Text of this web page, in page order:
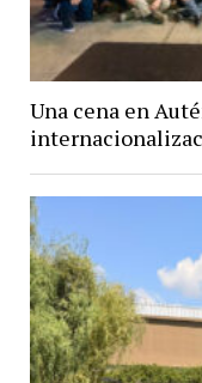
Una cena en